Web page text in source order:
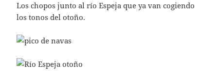
Los chopos junto al río Espeja que ya van cogiendo
los tonos del otoño.